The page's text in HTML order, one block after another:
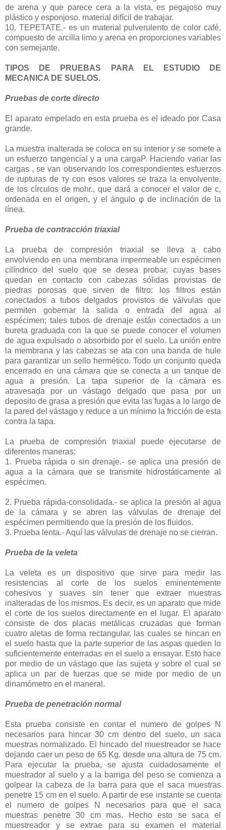
de arena y que parece cera a la vista, es pegajoso muy
plástico y esponjoso. material difícil de trabajar.
10. TEPETATE.- es un material pulverulento de color café,
compuesto de arcilla limo y arena en proporciones variables
con semejante.
TIPOS DE PRUEBAS PARA EL ESTUDIO DE
MECANICA DE SUELOS.
Pruebas de corte directo
El aparato empelado en esta prueba es el ideado por Casa
grande.
La muestra inalterada se coloca en su interior y se somete a
un esfuerzo tangencial y a una cargaP. Haciendo variar las
cargas , se van observando los correspondientes esfuerzos
de rupturas de тy con esos valores se traza la envolvente,
de los círculos de mohr., que dará a conocer el valor de c,
ordenada en el origen, y el ángulo φ de inclinación de la
línea.
Prueba de contracción triaxial
La prueba de compresión triaxial se lleva a cabo
envolviendo en una membrana impermeable un espécimen
cilíndrico del suelo que se desea probar, cuyas bases
quedan en contacto con cabezas sólidas provistas de
piedras porosas que sirven de filtro: los filtros están
conectados a tubos delgados provistos de válvulas que
permiten gobernar la salida o entrada del agua al
espécimen; tales tubos de drenaje están conectados a un
bureta graduada con la que se puede conocer el volumen
de agua expulsado o absorbido por el suelo. La unión entre
la membrana y las cabezas se ata con una banda de hule
para garantizar un sello hermético. Todo un conjunto queda
encerrado en una cámara que se conecta a un tanque de
agua a presión. La tapa superior de la cámara es
atravesada por un vástago delgado que pasa por un
deposito de grasa a presión que evita las fugas a lo largo de
la pared del vástago y reduce a un mínimo la fricción de esta
contra la tapa.
La prueba de compresión triaxial puede ejecutarse de
diferentes maneras:
1. Prueba rápida o sin drenaje.- se aplica una presión de
agua a la cámara que se transmite hidrostáticamente al
espécimen.
2. Prueba rápida-consolidada.- se aplica la presión al agua
de la cámara y se abren las válvulas de drenaje del
espécimen permitiendo que la presión de los fluidos.
3. Prueba lenta.- Aquí las válvulas de drenaje no se cierran.
Prueba de la veleta
La veleta es un dispositivo que sirve para medir las
resistencias al corte de los suelos eminentemente
cohesivos y suaves sin tener que extraer muestras
inalteradas de los mismos. Es decir, es un aparato que mide
el corte de los suelos directamente en el lugar. El aparato
consiste de dos placas metálicas cruzadas que forman
cuatro aletas de forma rectangular, las cuales se hincan en
el suelo hasta que la parte superior de las aspas queden lo
suficientemente enterradas en el suelo a ensayar. Esto hace
por medio de un vástago que las sujeta y sobre el cual se
aplica un par de fuerzas que se mide por medio de un
dinamómetro en el maneral.
Prueba de penetración normal
Esta prueba consiste en contar el numero de golpes N
necesarios para hincar 30 cm dentro del suelo, un saca
muestras normalizado. El hincado del muestreador se hace
dejando caer un peso de 65 Kg. desde una altura de 75 cm.
Para ejecutar la prueba, se ajusta cuidadosamente el
muestrador al suelo y a la barriga del peso se comienza a
golpear la cabeza de la barra para que el saca muestras
penetre 15 cm en el suelo. A partir de ese instante se cuenta
el numero de golpes N necesarios para que el saca
muestras penetre 30 cm mas. Hecho esto se saca el
muestreador y se extrae para su examen el material